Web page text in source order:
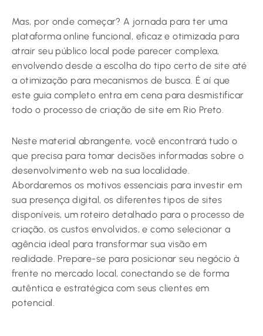
Mas, por onde começar? A jornada para ter uma
plataforma online funcional, eficaz e otimizada para
atrair seu público local pode parecer complexa,
envolvendo desde a escolha do tipo certo de site até
a otimização para mecanismos de busca. É aí que
este guia completo entra em cena para desmistificar
todo o processo de criação de site em Rio Preto.
Neste material abrangente, você encontrará tudo o
que precisa para tomar decisões informadas sobre o
desenvolvimento web na sua localidade.
Abordaremos os motivos essenciais para investir em
sua presença digital, os diferentes tipos de sites
disponíveis, um roteiro detalhado para o processo de
criação, os custos envolvidos, e como selecionar a
agência ideal para transformar sua visão em
realidade. Prepare-se para posicionar seu negócio à
frente no mercado local, conectando se de forma
autêntica e estratégica com seus clientes em
potencial.